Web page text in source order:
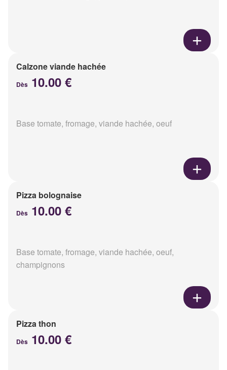
Calzone viande hachée
Dès 10.00 €
Base tomate, fromage, viande hachée, oeuf
Pizza bolognaise
Dès 10.00 €
Base tomate, fromage, viande hachée, oeuf,
champignons
Pizza thon
Dès 10.00 €